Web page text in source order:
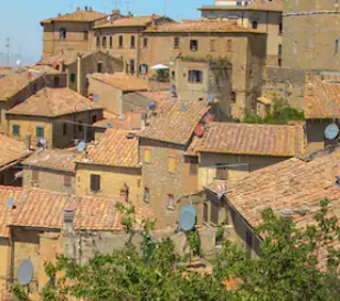
parcourir ou en appuyant et en faisant glisser.